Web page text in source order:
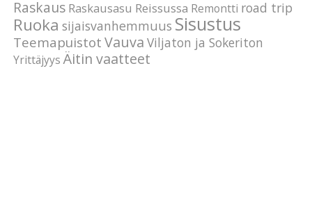
Raskaus Raskausasu Reissussa Remontti road trip
Ruoka sijaisvanhemmuus Sisustus
Teemapuistot Vauva Viljaton ja Sokeriton
Yrittäjyys Äitin vaatteet